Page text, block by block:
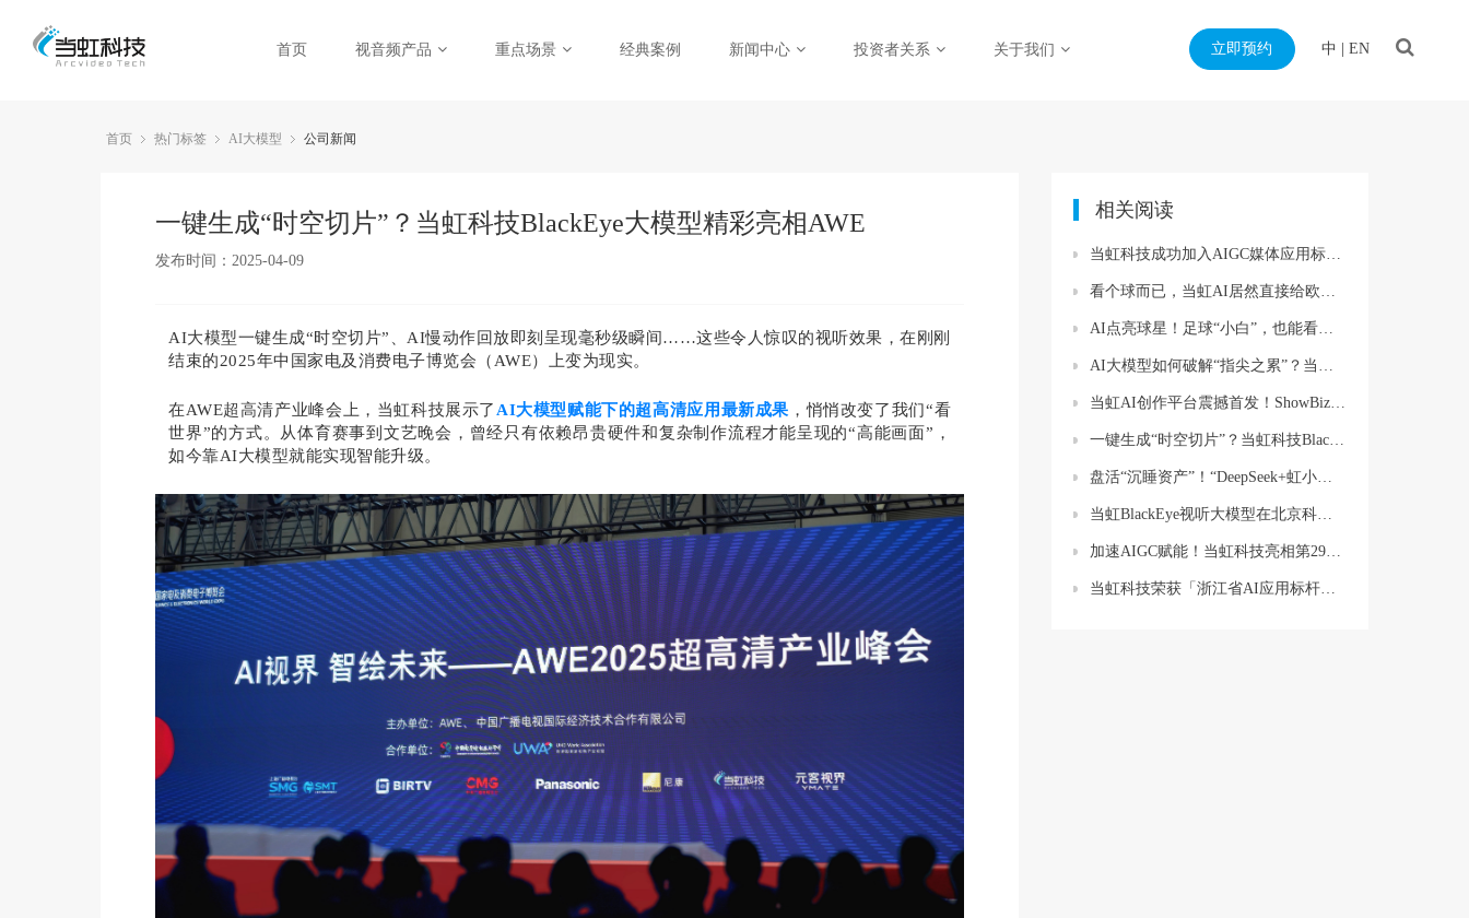
首页 视音频产品 重点场景 经典案例 新闻中心 投资者关系 关于我们 立即预约 中 EN
首页 热门标签 AI大模型 公司新闻
一键生成“时空切片”？当虹科技BlackEye大模型精彩亮相AWE
发布时间：2025-04-09
AI大模型一键生成“时空切片”、AI慢动作回放即刻呈现毫秒级瞬间……这些令人惊叹的视听效果，在刚刚
结束的2025年中国家电及消费电子博览会（AWE）上变为现实。
在AWE超高清产业峰会上，当虹科技展示了 AI大模型赋能下的超高清应用最新成果 ，悄悄改变了我们“看
世界”的方式。从体育赛事到文艺晚会，曾经只有依赖昂贵硬件和复杂制作流程才能呈现的“高能画面”，
如今靠AI大模型就能实现智能升级。
相关阅读
当虹科技成功加入AIGC媒体应用标准联盟！
看个球而已，当虹AI居然直接给欧洲杯造了个“球”（还是C罗签名版！）
AI点亮球星！足球“小白”，也能看懂欧洲杯了？
AI大模型如何破解“指尖之累”？当虹龙智亮相世界元宇宙大会
当虹AI创作平台震撼首发！ShowBiz AI，为专业级视频而生
一键生成“时空切片”？当虹科技BlackEye大模型精彩亮相AWE
盘活“沉睡资产”！“DeepSeek+虹小智”政务AI大模型，赋能国有资产数智化
当虹BlackEye视听大模型在北京科博会上演一秒“穿越”！
加速AIGC赋能！当虹科技亮相第29届媒体融合技术研讨会（ICTC）
当虹科技荣获「浙江省AI应用标杆企业」 BlackEye大模型再受权威认可